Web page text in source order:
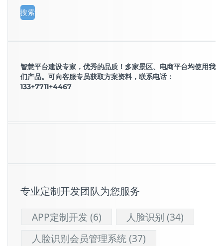
智慧平台建设专家，优秀的品质！多家景区、电商平台均使用我
们产品。可向客服专员获取方案资料，联系电话：
133+7711+4467
专业定制开发团队为您服务
APP定制开发 (6) 人脸识别 (34)
人脸识别会员管理系统(37)